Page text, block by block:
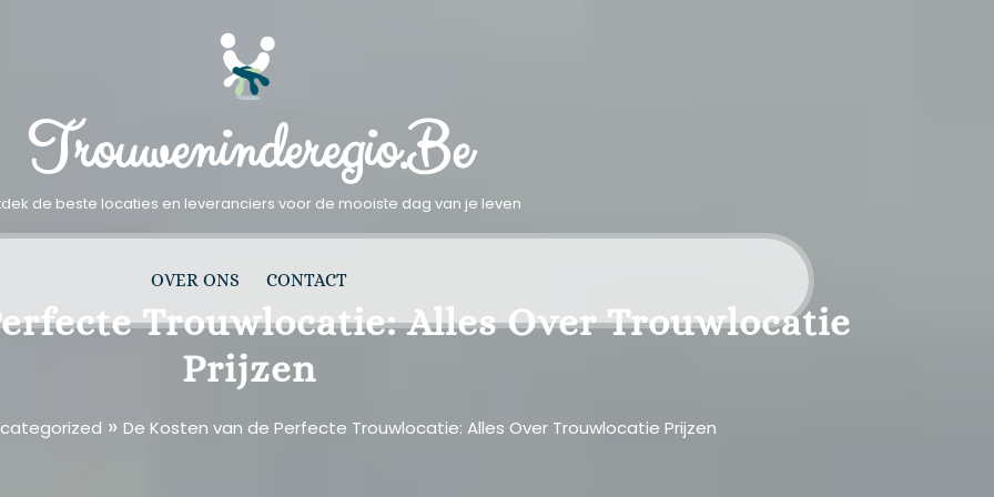
Trouweninderegio.be
de beste locaties en leveranciers voor de mooiste dag van je leven
OVER ONS CONTACT
Trouwlocatie: Alles Over Trouwlocatie
Prijzen
» De Kosten van de Perfecte Trouwlocatie: Alles Over Trouwlocatie Prijzen